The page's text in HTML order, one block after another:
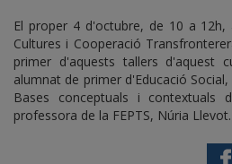
El proper 4 d'octubre, de 10 a
Cultures i Cooperació
primer d'aquests tallers d'aquest
alumnat de primer d'Educació
Bases conceptuals i contextuals
professora de la FEPTS, Núria Llevot.